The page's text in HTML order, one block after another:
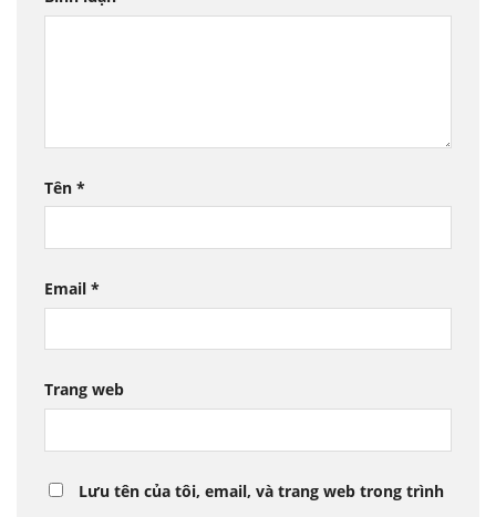
Tên *
Email *
Trang web
Lưu tên của tôi, email, và trang web trong trình